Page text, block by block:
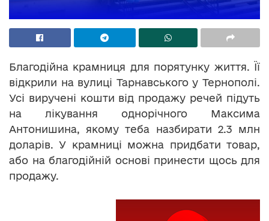
Благодійна крамниця для порятунку життя. Її
відкрили на вулиці Тарнавського у Тернополі.
Усі виручені кошти від продажу речей підуть
на лікування однорічного Максима
Антонишина, якому теба назбирати 2.3 млн
доларів. У крамниці можна придбати товар,
або на благодійній основі принести щось для
продажу.